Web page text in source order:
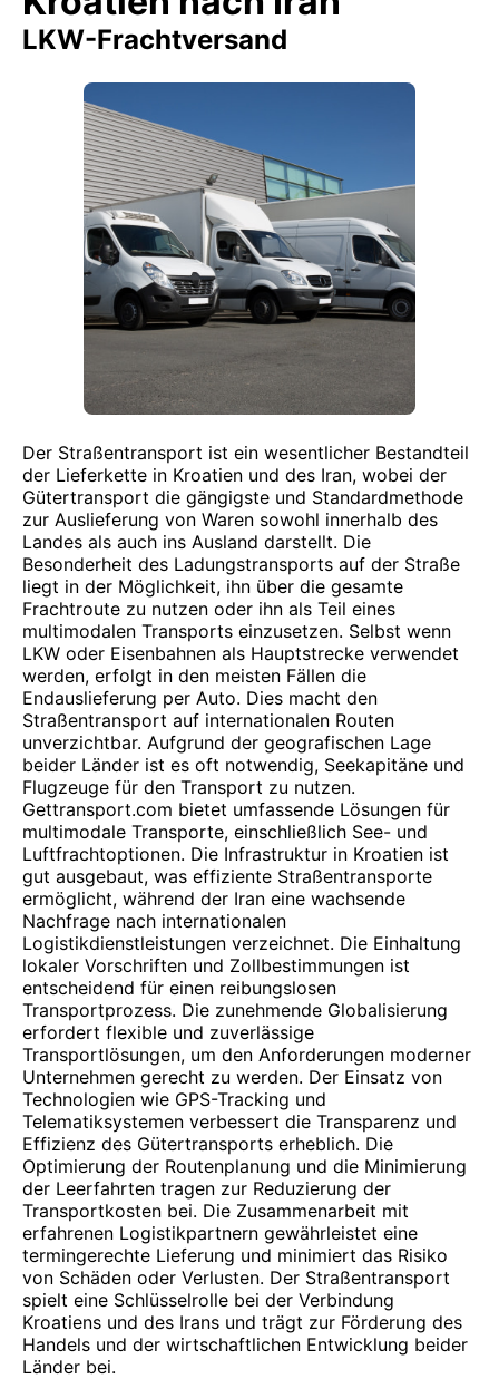
LKW-Frachtversand
Der Straßentransport ist ein wesentlicher Bestandteil
der Lieferkette in Kroatien und des Iran, wobei der
Gütertransport die gängigste und Standardmethode
zur Auslieferung von Waren sowohl innerhalb des
Landes als auch ins Ausland darstellt. Die
Besonderheit des Ladungstransports auf der Straße
liegt in der Möglichkeit, ihn über die gesamte
Frachtroute zu nutzen oder ihn als Teil eines
multimodalen Transports einzusetzen. Selbst wenn
LKW oder Eisenbahnen als Hauptstrecke verwendet
werden, erfolgt in den meisten Fällen die
Endauslieferung per Auto. Dies macht den
Straßentransport auf internationalen Routen
unverzichtbar. Aufgrund der geografischen Lage
beider Länder ist es oft notwendig, Seekapitäne und
Flugzeuge für den Transport zu nutzen.
Gettransport.com bietet umfassende Lösungen für
multimodale Transporte, einschließlich See- und
Luftfrachtoptionen. Die Infrastruktur in Kroatien ist
gut ausgebaut, was effiziente Straßentransporte
ermöglicht, während der Iran eine wachsende
Nachfrage nach internationalen
Logistikdienstleistungen verzeichnet. Die Einhaltung
lokaler Vorschriften und Zollbestimmungen ist
entscheidend für einen reibungslosen
Transportprozess. Die zunehmende Globalisierung
erfordert flexible und zuverlässige
Transportlösungen, um den Anforderungen moderner
Unternehmen gerecht zu werden. Der Einsatz von
Technologien wie GPS-Tracking und
Telematiksystemen verbessert die Transparenz und
Effizienz des Gütertransports erheblich. Die
Optimierung der Routenplanung und die Minimierung
der Leerfahrten tragen zur Reduzierung der
Transportkosten bei. Die Zusammenarbeit mit
erfahrenen Logistikpartnern gewährleistet eine
termingerechte Lieferung und minimiert das Risiko
von Schäden oder Verlusten. Der Straßentransport
spielt eine Schlüsselrolle bei der Verbindung
Kroatiens und des Irans und trägt zur Förderung des
Handels und der wirtschaftlichen Entwicklung beider
Länder bei.